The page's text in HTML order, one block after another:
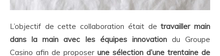
L’objectif de cette collaboration était detravailler main
dans la main avec les équipes innovationdu Groupe
Casino afin de proposer une sélection d’une trentaine de